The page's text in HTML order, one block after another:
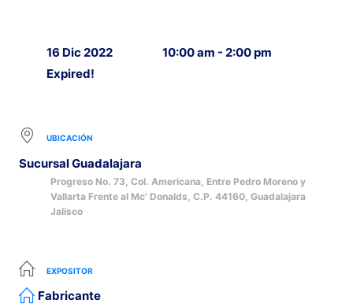
16 Dic 2022
Expired!
10:00 am - 2:00 pm
UBICACIÓN
Sucursal Guadalajara
Progreso No. 73, Col. Americana, Entre Pedro Moreno y
Vallarta Frente al Mc' Donalds, C.P. 44160, Guadalajara
Jalisco
EXPOSITOR
Fabricante